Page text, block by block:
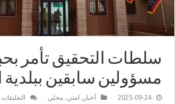
سلطات التحقيق تأمر
مسؤولين سابقين ببلدية
2025-09-24 أخبار , امني, محلي التعليقات